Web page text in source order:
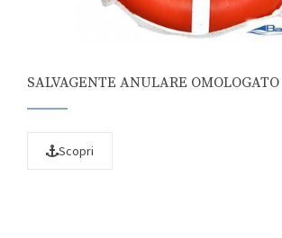
SALVAGENTE ANULARE OMOLOGATO
Scopri